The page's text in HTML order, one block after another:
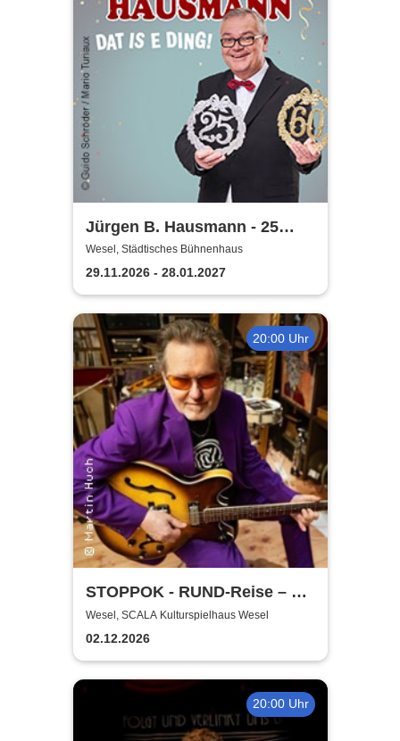
Jürgen B. Hausmann - 25
Jahre - Dat is e Ding!
Wesel, Städtisches Bühnenhaus
29.11.2026 - 28.01.2027
20:00 Uhr
STOPPOK - RUND-Reise – die
SOLO-Tour 2026
Wesel, SCALA Kulturspielhaus Wesel
02.12.2026
20:00 Uhr